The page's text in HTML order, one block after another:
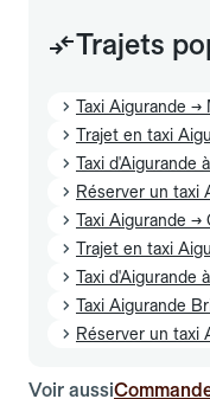
Trajets
Taxi Aigurande →
Trajet en taxi
Taxi d'Aigurande
Réserver un taxi
Taxi Aigurande →
Trajet en taxi
Taxi d'Aigurande
Taxi Aigurande
Réserver un taxi
Voir aussi